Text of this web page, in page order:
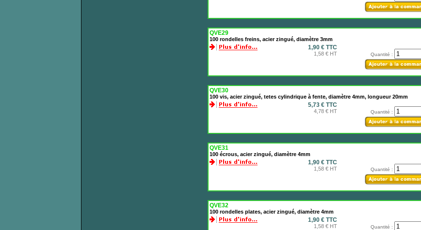
QVE29
100 rondelles freins, acier zingué, diamètre 3mm
1,90 € TTC
1,58 € HT Quantité :
QVE30
100 vis, acier zingué, tetes cylindrique à fente, diamètre 4mm, longueur 20mm
5,73 € TTC
4,78 € HT Quantité :
QVE31
100 écrous, acier zingué, diamètre 4mm
1,90 € TTC
1,58 € HT Quantité :
QVE32
100 rondelles plates, acier zingué, diamètre 4mm
1,90 € TTC
1,58 € HT Quantité :